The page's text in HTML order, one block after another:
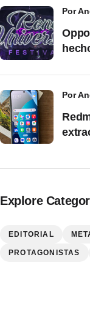
por
por
Explore
EDITORIAL
PROTAGONISTAS